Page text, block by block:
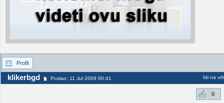
Profil
klikerbgd Poslao: 11 Jul 2009 00:41 Idi na vrh
0